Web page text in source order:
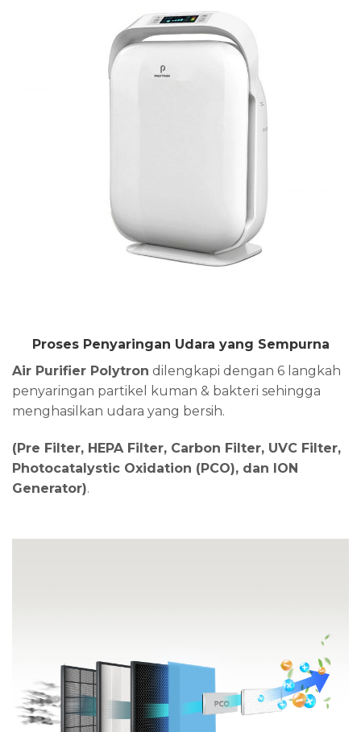
Proses Penyaringan Udara yang Sempurna
Air Purifier Polytron dilengkapi dengan 6 langkah
penyaringan partikel kuman & bakteri sehingga
menghasilkan udara yang bersih.
(Pre Filter, HEPA Filter, Carbon Filter, UVC Filter,
Photocatalystic Oxidation (PCO), dan ION
Generator).